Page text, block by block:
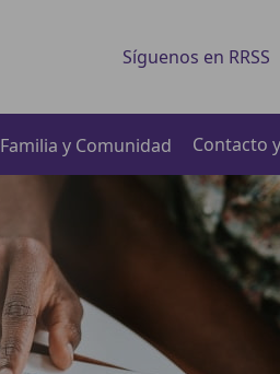
Síguenos en RRSS
Familia y Comunidad Contacto